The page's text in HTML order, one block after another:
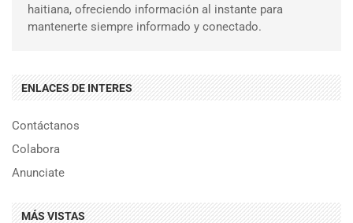
haitiana, ofreciendo información al instante para
mantenerte siempre informado y conectado.
ENLACES DE INTERES
Contáctanos
Colabora
Anunciate
MÁS VISTAS